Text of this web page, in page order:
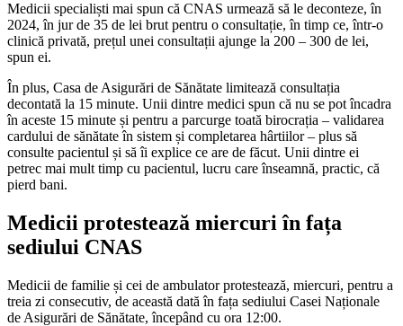
Medicii specialiști mai spun că CNAS urmează să le deconteze, în
2024, în jur de 35 de lei brut pentru o consultație, în timp ce, într-o
clinică privată, prețul unei consultații ajunge la 200 – 300 de lei,
spun ei.
În plus, Casa de Asigurări de Sănătate limitează consultația
decontată la 15 minute. Unii dintre medici spun că nu se pot încadra
în aceste 15 minute și pentru a parcurge toată birocrația – validarea
cardului de sănătate în sistem și completarea hârtiilor – plus să
consulte pacientul și să îi explice ce are de făcut. Unii dintre ei
petrec mai mult timp cu pacientul, lucru care înseamnă, practic, că
pierd bani.
Medicii protestează miercuri în fața
sediului CNAS
Medicii de familie și cei de ambulator protestează, miercuri, pentru a
treia zi consecutiv, de această dată în fața sediului Casei Naționale
de Asigurări de Sănătate, începând cu ora 12:00.